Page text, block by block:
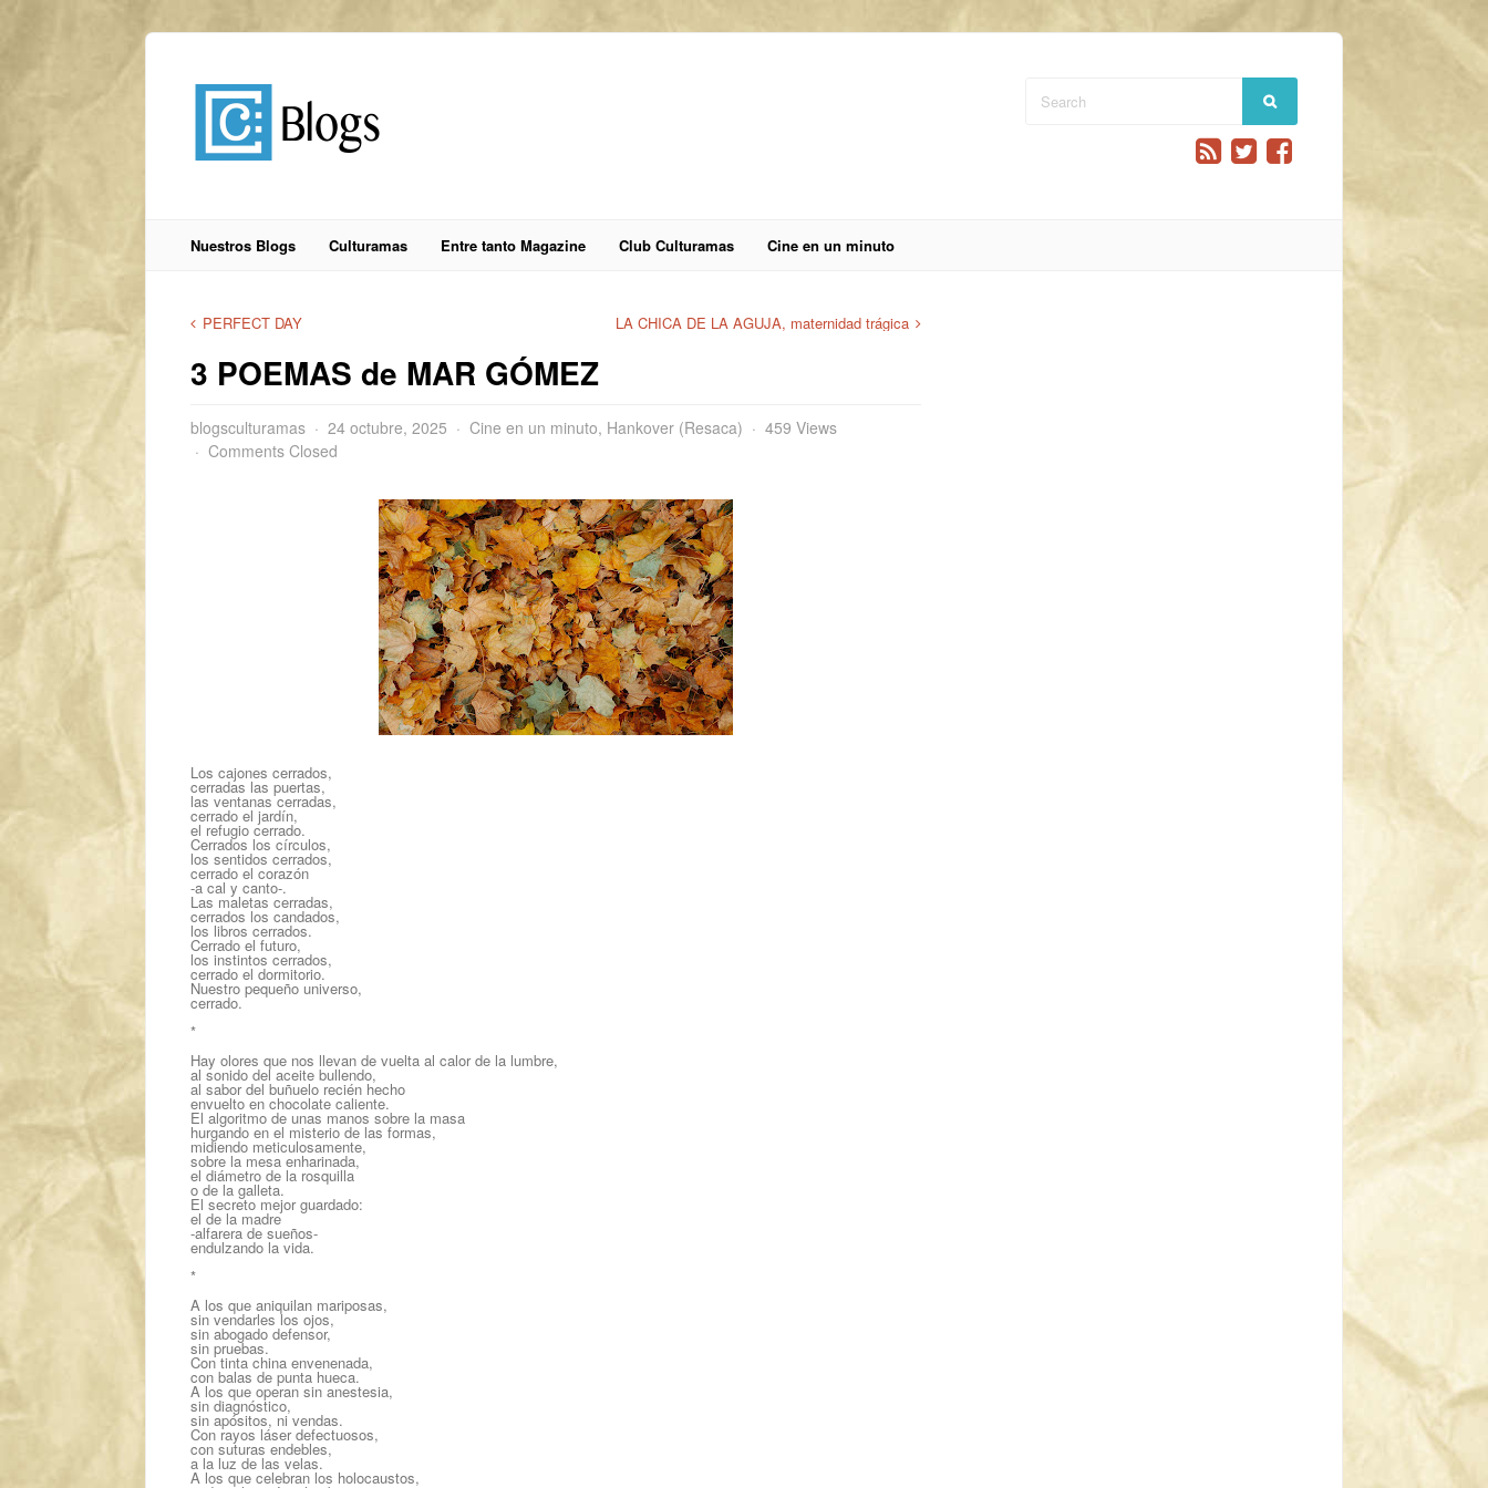
Nuestros Blogs Culturamas Entre tanto Magazine Club Culturamas Cine en un minuto
PERFECT DAY LA CHICA DE LA AGUJA, maternidad trágica
3 POEMAS de MAR GÓMEZ
blogsculturamas 24 octubre, 2025 Cine en un minuto, Hankover (Resaca)
459 Views
Comments Closed
Los cajones cerrados,
cerradas las puertas,
las ventanas cerradas,
cerrado el jardín,
el refugio cerrado.
Cerrados los círculos,
los sentidos cerrados,
cerrado el corazón
-a cal y canto-.
Las maletas cerradas,
cerrados los candados,
los libros cerrados.
Cerrado el futuro,
los instintos cerrados,
cerrado el dormitorio.
Nuestro pequeño universo,
cerrado.
*
Hay olores que nos llevan de vuelta al calor de la lumbre,
al sonido del aceite bullendo,
al sabor del buñuelo recién hecho
envuelto en chocolate caliente.
El algoritmo de unas manos sobre la masa
hurgando en el misterio de las formas,
midiendo meticulosamente,
sobre la mesa enharinada,
el diámetro de la rosquilla
o de la galleta.
El secreto mejor guardado:
el de la madre
-alfarera de sueños-
endulzando la vida.
*
A los que aniquilan mariposas,
sin vendarles los ojos,
sin abogado defensor,
sin pruebas.
Con tinta china envenenada,
con balas de punta hueca.
A los que operan sin anestesia,
sin diagnóstico,
sin apósitos, ni vendas.
Con rayos láser defectuosos,
con suturas endebles,
a la luz de las velas.
A los que celebran los holocaustos,